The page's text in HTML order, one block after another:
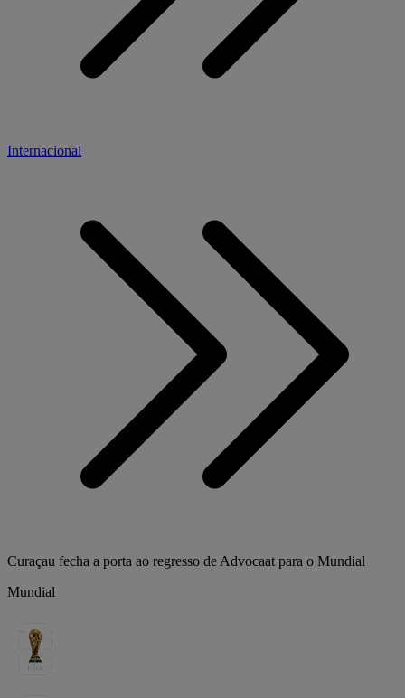
Internacional
Curaçau fecha a porta ao regresso de Advocaat para o Mundial
Mundial